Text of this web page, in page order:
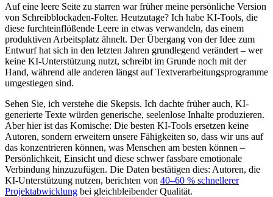
Auf eine leere Seite zu starren war früher meine persönliche Version
von Schreibblockaden-Folter. Heutzutage? Ich habe KI-Tools, die
diese furchteinflößende Leere in etwas verwandeln, das einem
produktiven Arbeitsplatz ähnelt. Der Übergang von der Idee zum
Entwurf hat sich in den letzten Jahren grundlegend verändert – wer
keine KI-Unterstützung nutzt, schreibt im Grunde noch mit der
Hand, während alle anderen längst auf Textverarbeitungsprogramme
umgestiegen sind.
Sehen Sie, ich verstehe die Skepsis. Ich dachte früher auch, KI-
generierte Texte würden generische, seelenlose Inhalte produzieren.
Aber hier ist das Komische: Die besten KI-Tools ersetzen keine
Autoren, sondern erweitern unsere Fähigkeiten so, dass wir uns auf
das konzentrieren können, was Menschen am besten können –
Persönlichkeit, Einsicht und diese schwer fassbare emotionale
Verbindung hinzuzufügen. Die Daten bestätigen dies: Autoren, die
KI-Unterstützung nutzen, berichten von 40–60 % schnellerer
Projektabwicklung bei gleichbleibender Qualität.